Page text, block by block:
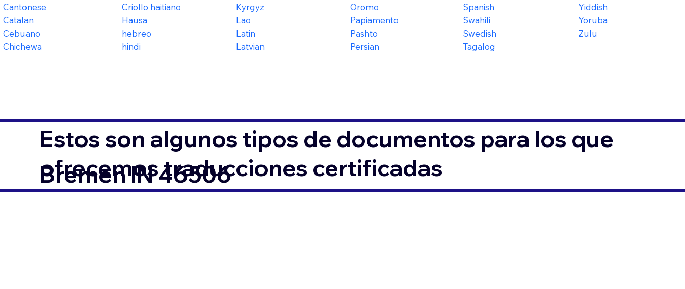
Cantonese
Catalan
Cebuano
Chichewa
Criollo haitiano
Hausa
hebreo
hindi
Kyrgyz
Lao
Latin
Latvian
Oromo
Papiamento
Pashto
Persian
Spanish
Swahili
Swedish
Tagalog
Yiddish
Yoruba
Zulu
Estos son algunos tipos de documentos para los que
ofrecemos traducciones certificadas
Bremen IN 46506